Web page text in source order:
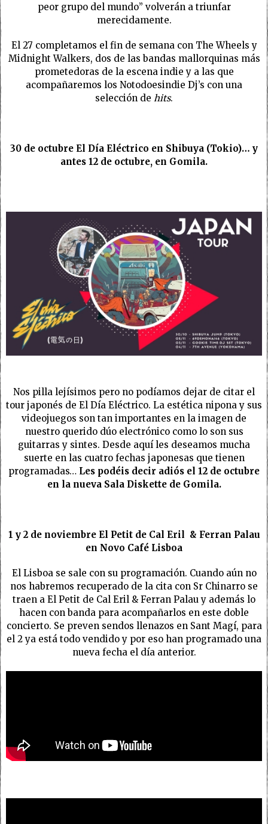
peor grupo del mundo” volverán a triunfar
merecidamente.
El 27 completamos el fin de semana con The Wheels y
Midnight Walkers, dos de las bandas mallorquinas más
prometedoras de la escena indie y a las que
acompañaremos los Notodoesindie Dj’s con una
selección de hits.
30 de octubre El Día Eléctrico en Shibuya (Tokio)… y
antes 12 de octubre, en Gomila.
Nos pilla lejísimos pero no podíamos dejar de citar el
tour japonés de El Día Eléctrico. La estética nipona y sus
videojuegos son tan importantes en la imagen de
nuestro querido dúo electrónico como lo son sus
guitarras y sintes. Desde aquí les deseamos mucha
suerte en las cuatro fechas japonesas que tienen
programadas… Les podéis decir adiós el 12 de octubre
en la nueva Sala Diskette de Gomila.
1 y 2 de noviembre El Petit de Cal Eril & Ferran Palau
en Novo Café Lisboa
El Lisboa se sale con su programación. Cuando aún no
nos habremos recuperado de la cita con Sr Chinarro se
traen a El Petit de Cal Eril & Ferran Palau y además lo
hacen con banda para acompañarlos en este doble
concierto. Se preven sendos llenazos en Sant Magí, para
el 2 ya está todo vendido y por eso han programado una
nueva fecha el día anterior.